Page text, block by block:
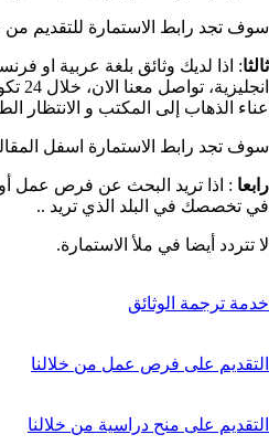
سوف تجد رابط الاستمارة للتقديم من
ثالثا: اذا لديك وثائق بلغة عربية او
عناء الذهاب إلى المكتب و الانتظار
سوف تجد رابط الاستمارة اسفل
رابعا : اذا تريد البحث عن فرص عمل أو
في تخصصك في البلد الذي تريد ..
لا تتردد أيضا في ملأ الاستمارة.
خدمة ترجمة الوثائق
التقديم على فرص عمل من خلالنا
التقديم على منح دراسية من خلالنا